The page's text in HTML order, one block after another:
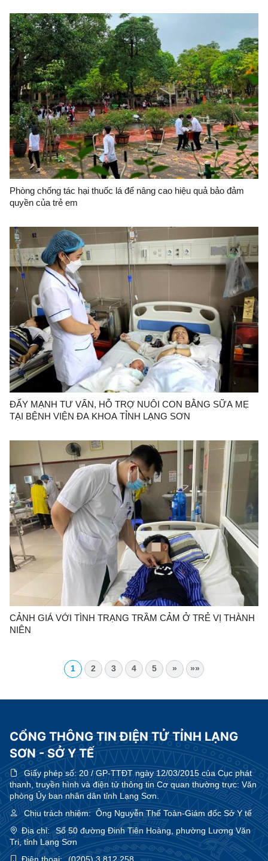
Phòng chống tác hại thuốc lá để nâng cao hiệu quả bảo đảm
quyền của trẻ em
ĐẨY MẠNH TƯ VẤN, HỖ TRỢ NUÔI CON BẰNG SỮA MẸ
TẠI BỆNH VIỆN ĐA KHOA TỈNH LẠNG SƠN
CẢNH GIÁ VỚI TÌNH TRẠNG TRẦM CẢM Ở TRẺ VỊ THÀNH
NIÊN
1 2 3 4 5 » »»
CỔNG THÔNG TIN ĐIỆN TỬ TỈNH LẠNG
SƠN - SỞ Y TẾ
Giấy phép số:20 / GP-TTĐT ngày 12/03/2015 của Cục phát
thanh, truyền hình và điện tử thông tin Cơ quan thường trực: Văn
phòng Ủy ban nhân dân tỉnh Lạng Sơn.
Chịu trách nhiệm:Ông Nguyễn Thế Toàn-Giám đốc Sở Y tế
Địa chỉ:
Số 50 đường Đinh Tiên Hoàng, phường Lương Văn
Tri, tỉnh Lạng Sơn